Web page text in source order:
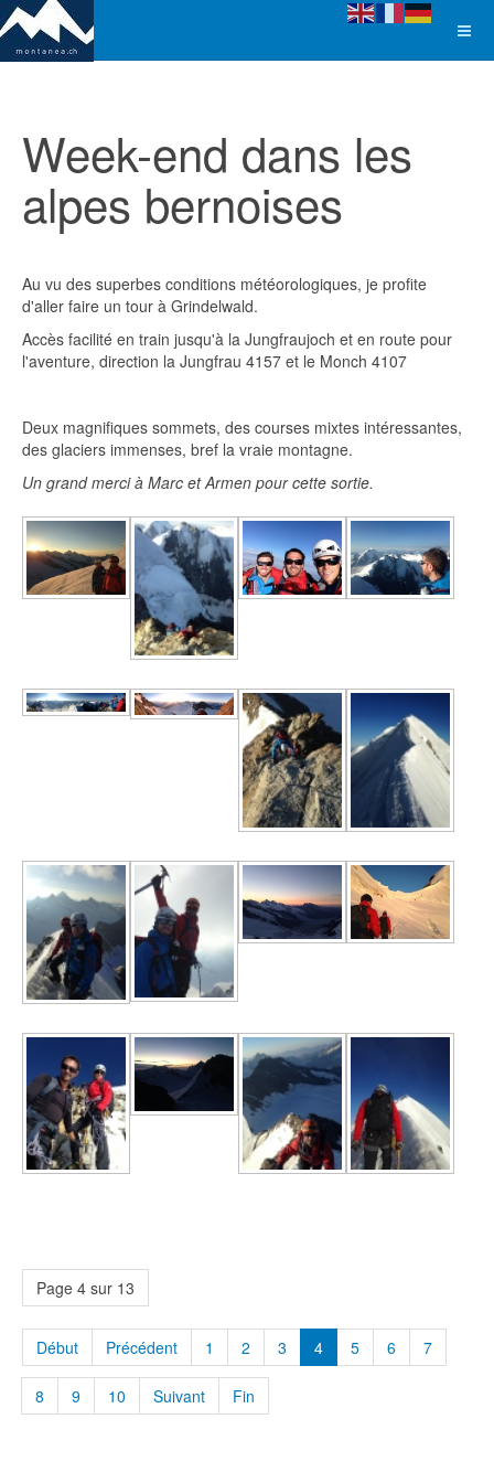
Week-end dans les
alpes bernoises
Au vu des superbes conditions météorologiques, je profite
d'aller faire un tour à Grindelwald.
Accès facilité en train jusqu'à la Jungfraujoch et en route pour
l'aventure, direction la Jungfrau 4157 et le Monch 4107
Deux magnifiques sommets, des courses mixtes intéressantes,
des glaciers immenses, bref la vraie montagne.
Un grand merci à Marc et Armen pour cette sortie.
Page 4 sur 13
Début Précédent 1 2 3 4 5 6 7
8 9 10 Suivant Fin